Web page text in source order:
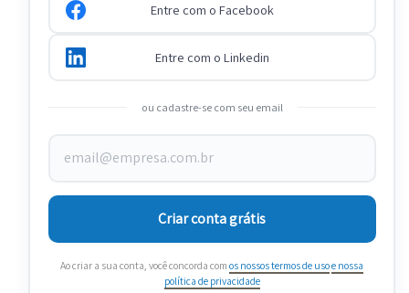
Entre com o Facebook
Entre com o Linkedin
ou cadastre-se com seu email
Criar conta grátis
Ao criar a sua conta, você concorda com os nossos termos de usoe nossa
política de privacidade